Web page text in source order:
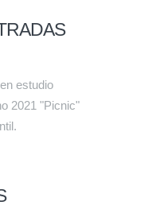
estudio
2021 "Picnic"